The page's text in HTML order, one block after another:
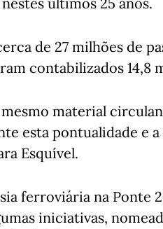
de 27 milhões de
contabilizados 14,8
material
esta pontualidade e
Esquível.
ferroviária na Ponte
iniciativas,